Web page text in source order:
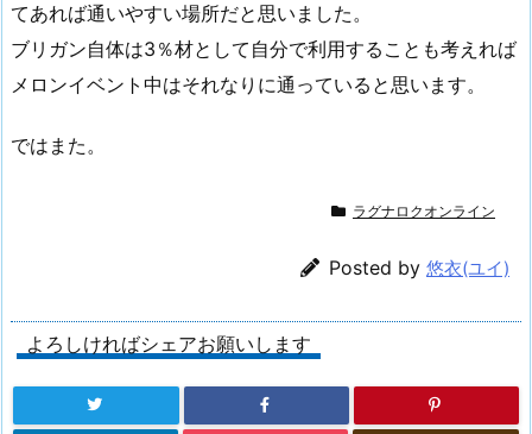
てあれば通いやすい場所だと思いました。
ブリガン自体は3％材として自分で利用することも考えれば
メロンイベント中はそれなりに通っていると思います。
ではまた。
ラグナロクオンライン
Posted by 悠衣(ユイ)
よろしければシェアお願いします